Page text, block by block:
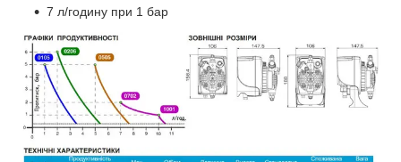
7 л/годину при 1 бар